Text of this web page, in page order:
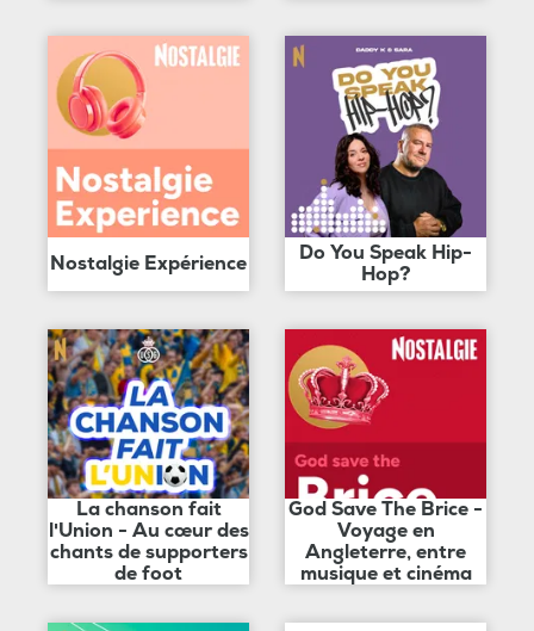
Nostalgie Expérience
Do You Speak Hip-
Hop?
La chanson fait
l'Union - Au cœur des
chants de supporters
de foot
God Save The Brice -
Voyage en
Angleterre, entre
musique et cinéma